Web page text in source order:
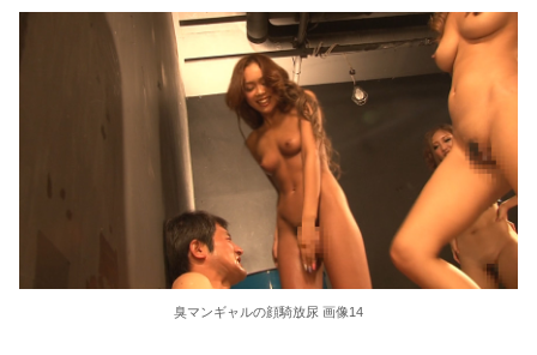
臭マンギャルの顔騎放尿 画像14